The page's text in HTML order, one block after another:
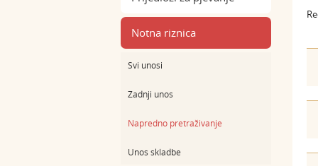
Notna riznica
Svi unosi
Zadnji unos
Napredno pretraživanje
Unos skladbe